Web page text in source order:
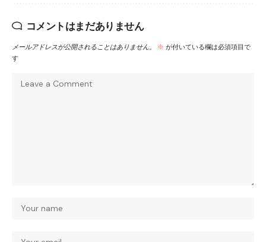
コメントはまだありません
メールアドレスが公開されることはありません。 ※ が付いている欄は必須項目で
す